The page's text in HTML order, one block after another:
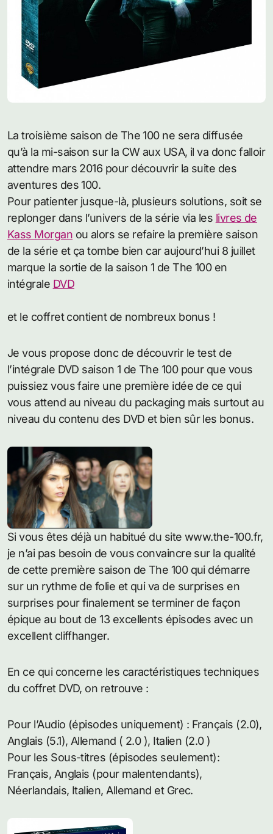
La troisième saison de The 100 ne sera diffusée
qu’à la mi-saison sur la CW aux USA, il va donc falloir
attendre mars 2016 pour découvrir la suite des
aventures des 100.
Pour patienter jusque-là, plusieurs solutions, soit se
replonger dans l’univers de la série via les livres de
Kass Morgan ou alors se refaire la première saison
de la série et ça tombe bien car aujourd’hui 8 juillet
marque la sortie de la saison 1 de The 100 en
intégrale DVD
et le coffret contient de nombreux bonus !
Je vous propose donc de découvrir le test de
l’intégrale DVD saison 1 de The 100 pour que vous
puissiez vous faire une première idée de ce qui
vous attend au niveau du packaging mais surtout au
niveau du contenu des DVD et bien sûr les bonus.
Si vous êtes déjà un habitué du site www.the-100.fr,
je n’ai pas besoin de vous convaincre sur la qualité
de cette première saison de The 100 qui démarre
sur un rythme de folie et qui va de surprises en
surprises pour finalement se terminer de façon
épique au bout de 13 excellents épisodes avec un
excellent cliffhanger.
En ce qui concerne les caractéristiques techniques
du coffret DVD, on retrouve :
Pour l’Audio (épisodes uniquement) : Français (2.0),
Anglais (5.1), Allemand ( 2.0 ), Italien (2.0 )
Pour les Sous-titres (épisodes seulement):
Français, Anglais (pour malentendants),
Néerlandais, Italien, Allemand et Grec.